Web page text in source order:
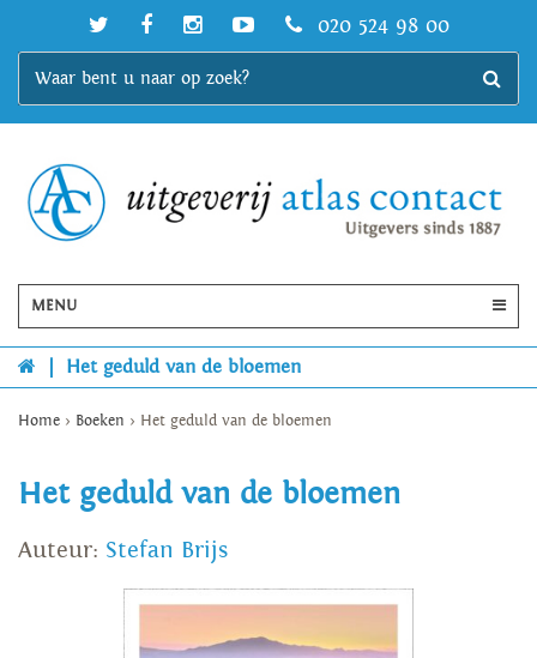
020 524 98 00
MENU
Het geduld van de bloemen
Home > Boeken > Het geduld van de bloemen
Het geduld van de bloemen
Auteur: Stefan Brijs